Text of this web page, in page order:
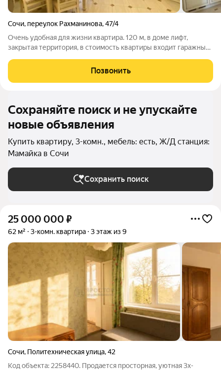
Сочи, переулок Рахманинова,47/4
Очень удобная для жизни квартира. 120 м, в доме лифт,
закрытая территория, в стоимость квартиры входит гаражный
бытовая техника остается.Позвонить
Сохраняйте поиск и не упускайте
новые объявления
Купить квартиру, 3-комн., мебель: есть, Ж/Д станция:
Мамайка в Сочи
Сохранить поиск
25 000 000 ₽
62 м² 3-комн. квартира 3 этаж из 9
Сочи, Политехническая улица,42
Код объекта: 2258440. Продается просторная, уютная 3х-